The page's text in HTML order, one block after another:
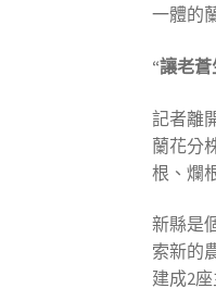
一體的
“讓老
記者離
蘭花分
根、爛
新縣是
索新的
建成2